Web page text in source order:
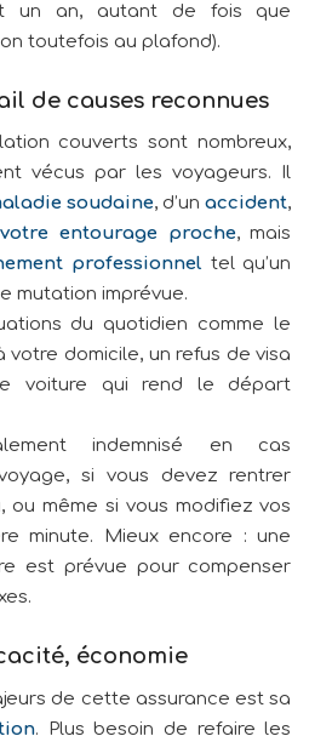
un an, autant de fois que
toutefois au plafond).
de causes reconnues
couverts sont nombreux,
vécus par les voyageurs. Il
soudaine, d’unaccident,
entourage proche, mais
professionnel tel qu’un
mutation imprévue.
du quotidien comme le
domicile, un refus de visa
voiture qui rend le départ
indemnisé en cas
si vous devez rentrer
ou même si vous modifiez vos
minute. Mieux encore : une
est prévue pour compenser
économie
de cette assurance est sa
. Plus besoin de refaire les